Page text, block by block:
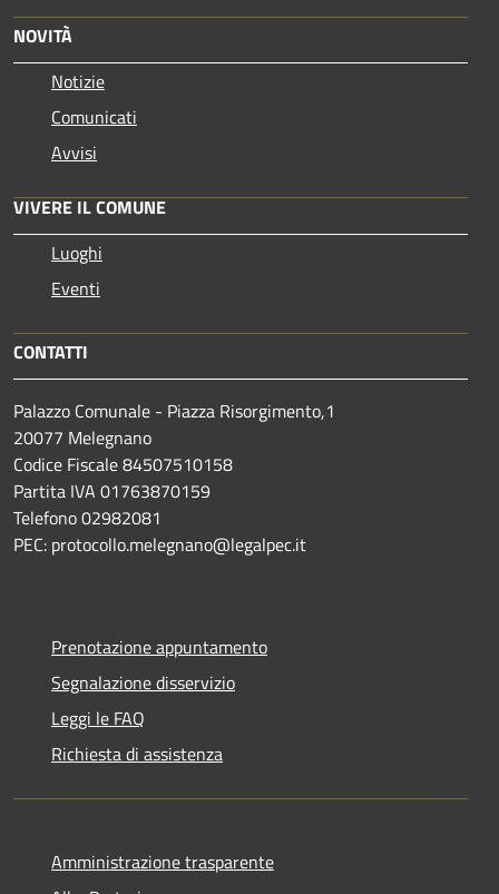
NOVITÀ
Notizie
Comunicati
Avvisi
VIVERE IL COMUNE
Luoghi
Eventi
CONTATTI
Palazzo Comunale - Piazza Risorgimento,1
20077 Melegnano
Codice Fiscale 84507510158
Partita IVA 01763870159
Telefono 02982081
PEC: protocollo.melegnano@legalpec.it
Prenotazione appuntamento
Segnalazione disservizio
Leggi le FAQ
Richiesta di assistenza
Amministrazione trasparente